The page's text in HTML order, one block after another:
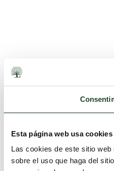
Esta página web usa cookies
Las cookies de este sitio
sobre el uso que haga del